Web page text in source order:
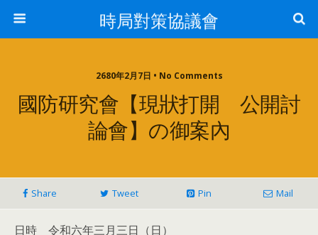
時局對策協議會
2680年2月7日 • No Comments
國防研究會【現狀打開 公開討
論會】の御案內
Share Tweet Pin Mail
日時 令和六年三月三日（日）